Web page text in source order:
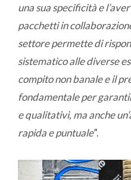
una sua specificità e
pacchetti in
settore permette di
sistematico alle diverse
compito non banale e il
fondamentale per
e qualitativi, ma anche
rapida e puntuale”.